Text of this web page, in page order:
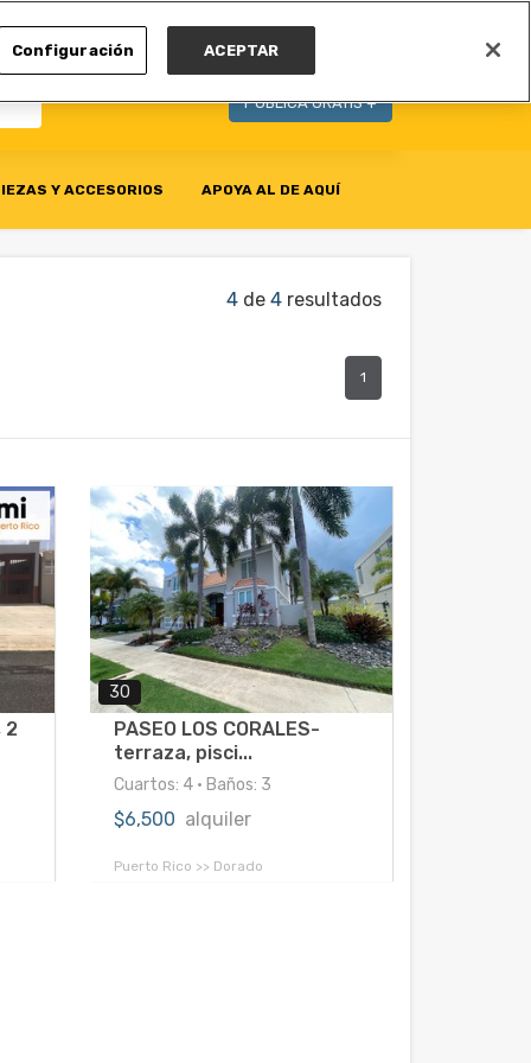
PUBLICA GRATIS +
Y ACCESORIOS APOYA AL DE AQUÍ
4de 4resultados
1
2
30
PASEO LOS CORALES-
terraza, pisci...
Cuartos: 4 • Baños: 3
$6,500 alquiler
Puerto Rico >> Dorado
Configuración ACEPTAR